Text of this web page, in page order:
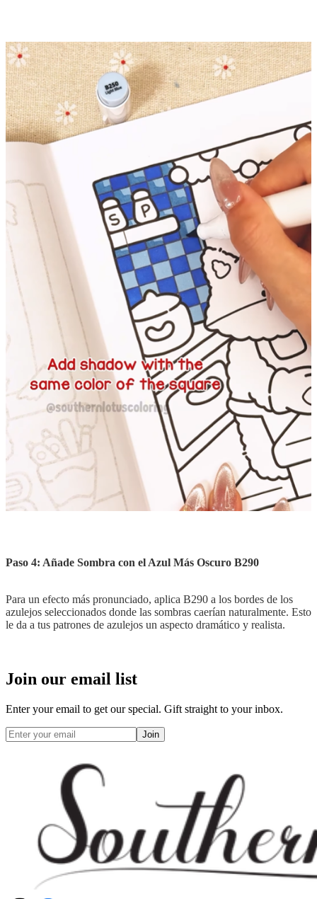
Paso 4: Añade Sombra con el Azul Más Oscuro B290
Para un efecto más pronunciado, aplica B290 a los bordes de los
azulejos seleccionados donde las sombras caerían naturalmente. Esto
le da a tus patrones de azulejos un aspecto dramático y realista.
Join our email list
Enter your email to get our special. Gift straight to your inbox.
Join